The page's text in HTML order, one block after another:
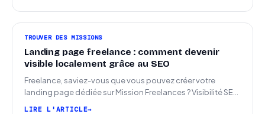
TROUVER DES MISSIONS
Landing page freelance : comment devenir
visible localement grâce au SEO
Freelance, saviez-vous que vous pouvez créer votre
landing page dédiée sur Mission Freelances ? Visibilité SEO
LIRE L'ARTICLE